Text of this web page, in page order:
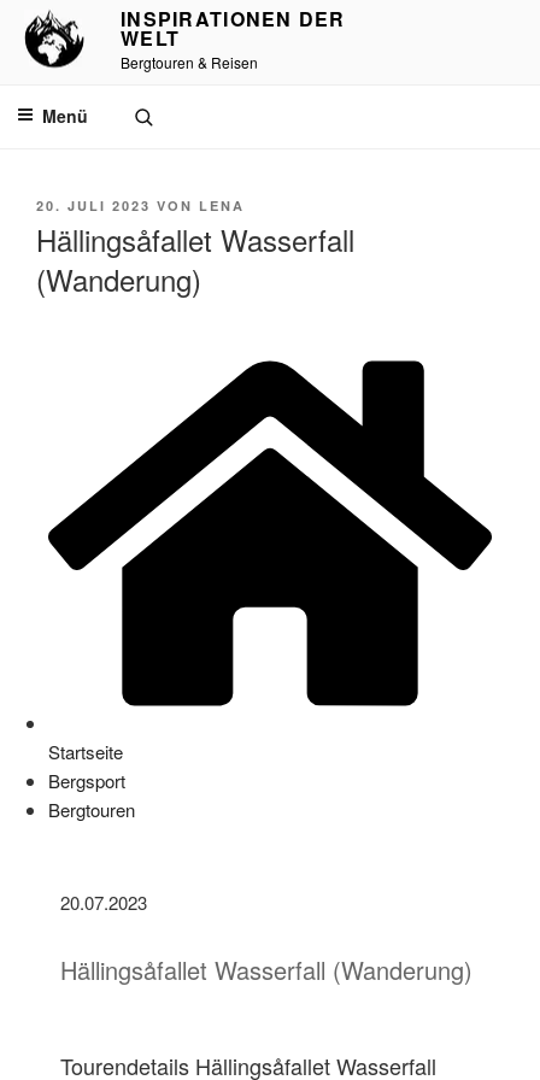
INSPIRATIONEN DER
WELT
Bergtouren & Reisen
Menü
20. JULI 2023 VON LENA
Hällingsåfallet Wasserfall
(Wanderung)
Startseite
Bergsport
Bergtouren
20.07.2023
Hällingsåfallet Wasserfall (Wanderung)
Tourendetails Hällingsåfallet Wasserfall